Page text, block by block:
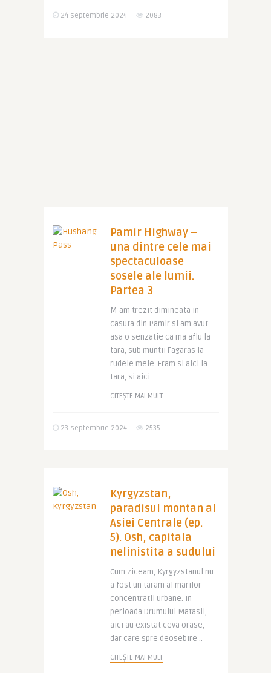
24 septembrie 2024 2083
Pamir Highway –
una dintre cele mai
spectaculoase
sosele ale lumii.
Partea 3
M-am trezit dimineata in
casuta din Pamir si am avut
asa o senzatie ca ma aflu la
tara, sub muntii Fagaras la
rudele mele. Eram si aici la
tara, si aici ..
CITEȘTE MAI MULT
23 septembrie 2024 2535
Kyrgyzstan,
paradisul montan al
Asiei Centrale (ep.
5). Osh, capitala
nelinistita a sudului
Cum ziceam, Kyrgyzstanul nu
a fost un taram al marilor
concentratii urbane. In
perioada Drumului Matasii,
aici au existat ceva orase,
dar care spre deosebire ..
CITEȘTE MAI MULT